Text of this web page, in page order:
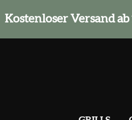
Zur Hauptnavigation
Kostenloser Versand ab